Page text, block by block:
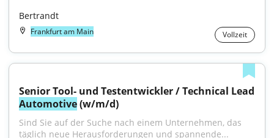
Bertrandt
Frankfurt am Main Vollzeit
Automotive (w/m/d)
Sind Sie auf der Suche nach einem Unternehmen, das
täglich neue Herausforderungen und spannende...